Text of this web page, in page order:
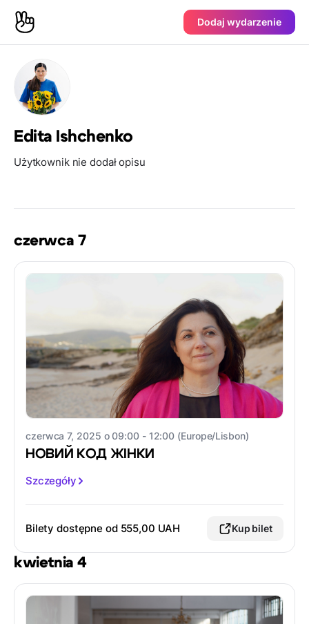
Dodaj wydarzenie
Edita Ishchenko
Użytkownik nie dodał opisu
czerwca 7
czerwca 7, 2025 o 09:00 - 12:00 (Europe/Lisbon)
НОВИЙ КОД ЖІНКИ
Szczegóły
Bilety dostępne od 555,00 UAH Kup bilet
kwietnia 4